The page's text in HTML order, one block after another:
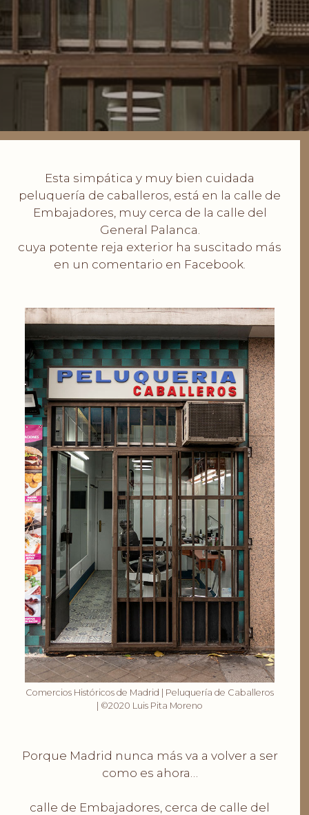
Esta simpática y muy bien cuidada
peluquería de caballeros, está en la calle de
Embajadores, muy cerca de la calle del
General Palanca.
cuya potente reja exterior ha suscitado más
en un comentario en Facebook.
Comercios Históricos de Madrid | Peluquería de Caballeros
| ©2020 Luis Pita Moreno
Porque Madrid nunca más va a volver a ser
como es ahora…
calle de Embajadores, cerca de calle del